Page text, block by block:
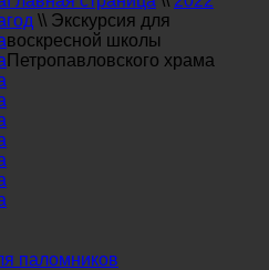
паломников
год \\ Экскурсия для
воскресной школы
Петропавловского храма